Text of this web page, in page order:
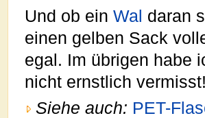
Und ob ein Wal daran
einen gelben Sack
egal. Im übrigen habe
nicht ernstlich
Siehe auch: PET-